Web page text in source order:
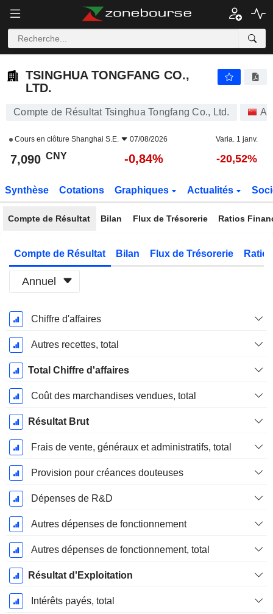
TSINGHUA TONGFANG CO.,
LTD.
Compte de Résultat Tsinghua Tongfang Co., Ltd.
Cours en clôture Shanghai S.E. 07/08/2026 Varia. 1 janv.
7,090 CNY -0,84% -20,52%
Synthèse Cotations Graphiques Actualités
Compte de Résultat Bilan Flux de Trésorerie Ratios
Compte de Résultat Bilan Flux de Trésorerie
Annuel
Période
Fiscale:
Décembre
Chiffre d'affaires
Autres recettes, total
Total Chiffre d'affaires
Coût des marchandises vendues, total
Résultat Brut
Frais de vente, généraux et administratifs, total
Provision pour créances douteuses
Dépenses de R&D
Autres dépenses de fonctionnement
Autres dépenses de fonctionnement, total
Résultat d'Exploitation
Intérêts payés, total